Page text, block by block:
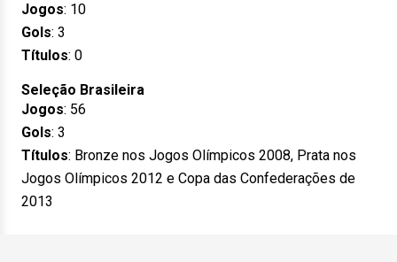
Jogos: 10
Gols: 3
Títulos: 0
Seleção Brasileira
Jogos: 56
Gols: 3
Títulos: Bronze nos Jogos Olímpicos 2008, Prata nos
Jogos Olímpicos 2012 e Copa das Confederações de
2013